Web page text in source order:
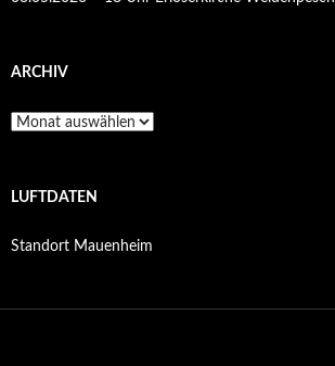
ARCHIV
Archiv
LUFTDATEN
Standort Mauenheim